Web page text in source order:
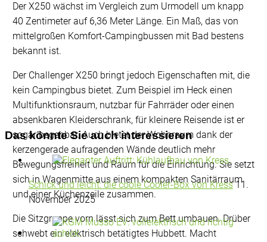
Der X250 wächst im Vergleich zum Urmodell um knapp
40 Zentimeter auf 6,36 Meter Länge. Ein Maß, das von
mittelgroßen Komfort-Campingbussen mit Bad bestens
bekannt ist.
Der Challenger X250 bringt jedoch Eigenschaften mit, die
kein Campingbus bietet. Zum Beispiel im Heck einen
Multifunktionsraum, nutzbar für Fahrräder oder einen
absenkbaren Kleiderschrank, für kleinere Reisende ist er
sogar begehbar. Auch bietet der Wohnraum dank der
kerzengerade aufragenden Wände deutlich mehr
Bewegungsfreiheit und Raum für die Einrichtung. Sie setzt
sich in Wagenmitte aus einem kompakten Sanitärraum
und einer Küchenzeile zusammen.
Die Sitzgruppe vorn lässt sich zum Bett umbauen. Drüber
schwebt ein elektrisch betätigtes Hubbett. Macht
Das könnte Sie auch interessieren
Schick und leicht: die coole Cooler-Box von Kress11.
November 2025